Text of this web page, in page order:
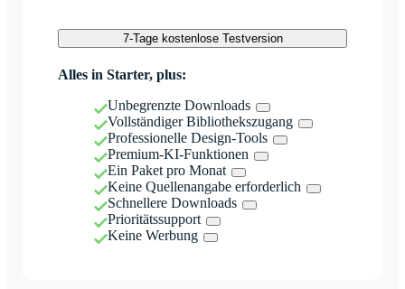
7-Tage kostenlose Testversion
Alles in Starter, plus:
Unbegrenzte Downloads
Vollständiger Bibliothekszugang
Professionelle Design-Tools
Premium-KI-Funktionen
Ein Paket pro Monat
Keine Quellenangabe erforderlich
Schnellere Downloads
Prioritätssupport
Keine Werbung